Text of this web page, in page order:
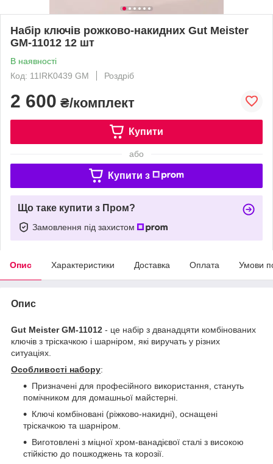
Набір ключів рожково-накидних Gut Meister
GM-11012 12 шт
В наявності
Код: 11IRK0439 GM
Роздріб
2 600 ₴/комплект
Купити
або
Купити з
Що таке купити з Пром?
Замовлення під захистом
Опис Характеристики Доставка Оплата Умови
Опис
Gut Meister GM-11012 - це набір з дванадцяти комбінованих
ключів з тріскачкою і шарніром, які виручать у різних
ситуаціях.
Особливості набору:
Призначені для професійного використання, стануть
помічником для домашньої майстерні.
Ключі комбіновані (ріжково-накидні), оснащені
тріскачкою та шарніром.
Виготовлені з міцної хром-ванадієвої сталі з високою
стійкістю до пошкоджень та корозії.